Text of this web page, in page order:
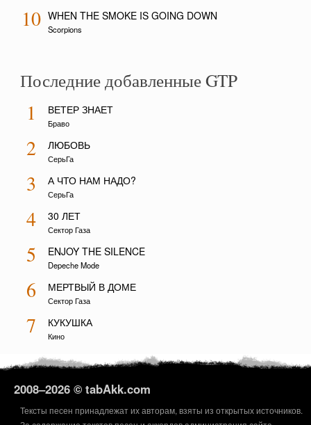
10 WHEN THE SMOKE IS GOING DOWN
Scorpions
Последние добавленные GTP
1 ВЕТЕР ЗНАЕТ
Браво
2 ЛЮБОВЬ
СерьГа
3 А ЧТО НАМ НАДО?
СерьГа
4 30 ЛЕТ
Сектор Газа
5 ENJOY THE SILENCE
Depeche Mode
6 МЕРТВЫЙ В ДОМЕ
Сектор Газа
7 КУКУШКА
Кино
2008–2026 © tabAkk.com
Тексты песен принадлежат их авторам, взяты из открытых источников.